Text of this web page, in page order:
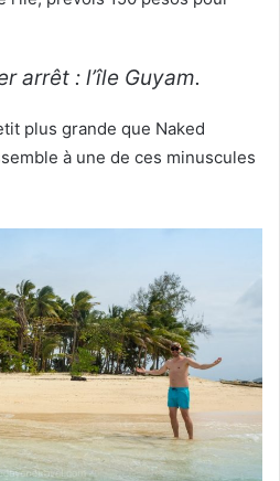
arrêt : l’île Guyam.
plus grande que Naked
à une de ces minuscules